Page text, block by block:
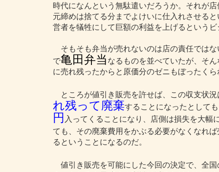
時代になんという無駄遣いだろうか。それが
元締めは捨てる分までよけいに仕入れさせる
営者を犠牲にして巨額の利益を上げるという
そもそも弁当が売れないのは店の責任では
で亀田弁当 なるものを並べていたが、そ
に売れ残ったからと原価分のゼニもぼったく
ところが値引き販売を許せば、この収支状況
れ残って廃棄することになったとして
円 入ってくることになり、店側は損失を大幅
ても、その廃棄費用をかぶる必要がなくなれ
るということになるのだ。
値引き販売を可能にした今回の決定で、全